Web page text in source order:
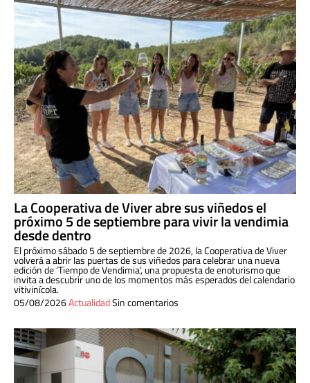
La Cooperativa de Viver abre sus viñedos el
próximo 5 de septiembre para vivir la vendimia
desde dentro
El próximo sábado 5 de septiembre de 2026, la Cooperativa de Viver
volverá a abrir las puertas de sus viñedos para celebrar una nueva
edición de ‘Tiempo de Vendimia’, una propuesta de enoturismo que
invita a descubrir uno de los momentos más esperados del calendario
vitivinícola.
05/08/2026ActualidadSin comentarios